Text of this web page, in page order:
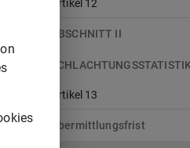
Artikel 12
ABSCHNITT II
SCHLACHTUNGSSTATISTIK
Artikel 13
Übermittlungsfrist